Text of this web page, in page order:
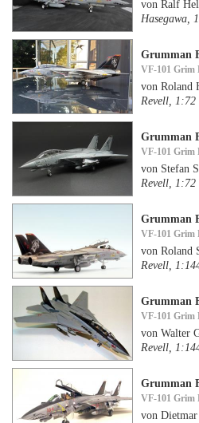
von Ralf
Hasegawa,
Grumman
VF-101 Grim
von Roland
Revell, 1:72
Grumman
VF-101 Grim
von Stefan
Revell, 1:72
Grumman
VF-101 Grim
von Roland
Revell,
Grumman
VF-101 Grim
von Walter
Revell,
Grumman
VF-101 Grim
von